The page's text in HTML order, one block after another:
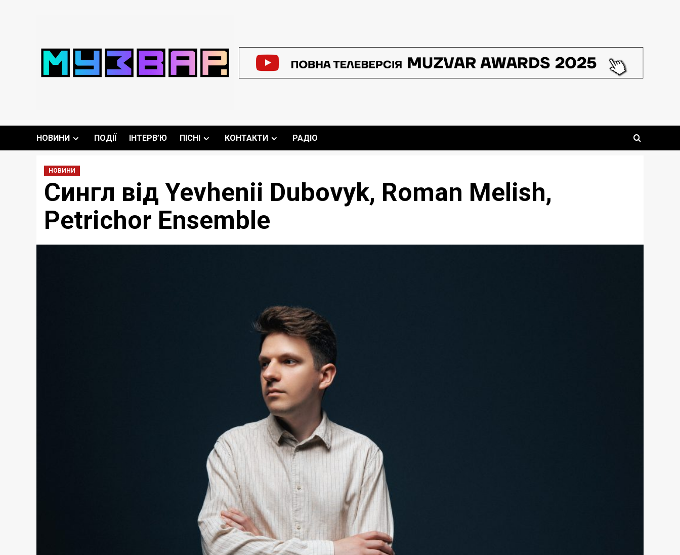
НОВИНИ ПОДІЇ ІНТЕРВ’Ю ПІСНІ КОНТАКТИ РАДІО
НОВИНИ
Сингл від Yevhenii Dubovyk, Roman Melish,
Petrichor Ensemble